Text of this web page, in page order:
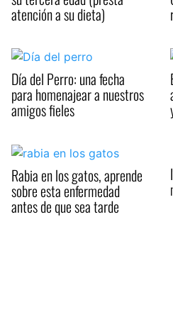
atención a su dieta)
Día del Perro: una fecha
para homenajear a nuestros
amigos fieles
Rabia en los gatos, aprende
sobre esta enfermedad
antes de que sea tarde